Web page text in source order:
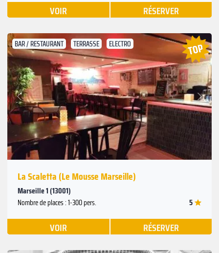
VOIR RÉSERVER
BAR / RESTAURANT TERRASSE ELECTRO
Précédent
Suivant
La Scaletta (Le Mousse Marseille)
Marseille 1 (13001)
Nombre de places : 1-300 pers. 5
VOIR RÉSERVER